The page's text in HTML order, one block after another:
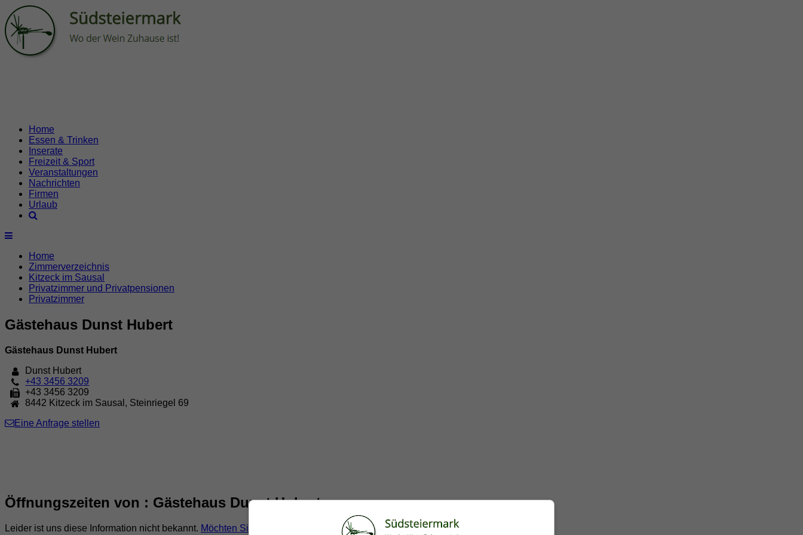
Home
Essen & Trinken
Inserate
Freizeit & Sport
Veranstaltungen
Nachrichten
Firmen
Urlaub
Home
Zimmerverzeichnis
Kitzeck im Sausal
Privatzimmer und Privatpensionen
Privatzimmer
Gästehaus Dunst Hubert
Gästehaus Dunst Hubert
Dunst Hubert
+43 3456 3209
+43 3456 3209
8442 Kitzeck im Sausal , Steinriegel 69
Eine Anfrage stellen
Öffnungszeiten von : Gästehaus Dunst Hubert
Leider ist uns diese Information nicht bekannt. Möchten Sie eine Änderung vorschlagen?